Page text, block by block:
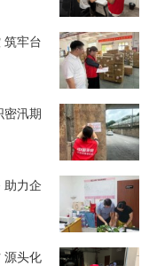
筑牢台
密汛期
助力企
源头化